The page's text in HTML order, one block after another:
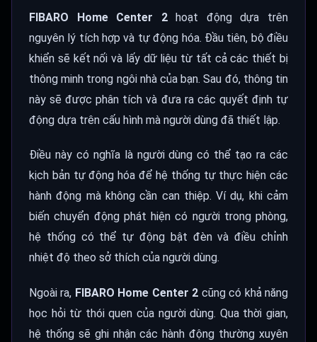
FIBARO Home Center 2hoạt động dựa trên
nguyên lý tích hợp và tự động hóa. Đầu tiên, bộ điều
khiển sẽ kết nối và lấy dữ liệu từ tất cả các thiết bị
thông minh trong ngôi nhà của bạn. Sau đó, thông tin
này sẽ được phân tích và đưa ra các quyết định tự
động dựa trên cấu hình mà người dùng đã thiết lập.
Điều này có nghĩa là người dùng có thể tạo ra các
kịch bản tự động hóa để hệ thống tự thực hiện các
hành động mà không cần can thiệp. Ví dụ, khi cảm
biến chuyển động phát hiện có người trong phòng,
hệ thống có thể tự động bật đèn và điều chỉnh
nhiệt độ theo sở thích của người dùng.
Ngoài ra, FIBARO Home Center 2 cũng có khả năng
học hỏi từ thói quen của người dùng. Qua thời gian,
hệ thống sẽ ghi nhận các hành động thường xuyên